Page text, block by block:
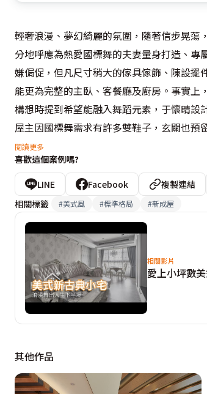
輕奢浪漫、夢幻綺麗的氛圍，隨著信步晃
分地呼應為熱愛國標舞的夫妻量身打造、
嫌侷促，但凡尺寸稍大的傢具傢飾、陳設
能更為完整的主臥、客餐廳及廚房。事實
構想時提到希望能融入舞蹈元素，于懷晴
屋主因國標舞需求有許多雙鞋子，玄關也預
針對生活風格營造，夫婦倆嚮往美式、新古
把精緻細節全數移轉至天花板，進而援引
空間，翻轉作造型天花板，搭配瑰麗的水晶
本的電視主牆幅寬狹窄，設計者遂大舉調整
亦創造充實的收納櫃體。
廚房的重塑同樣驚豔，就機能而言，一字
又會顯得疲累，效率不足。但屋主十分企
倆的祕密基地，其原始格局三倍以上的寬
時，都須翻箱倒櫃，實在麻煩，更衣室改造
目了然。此外，因應國標舞衣有時造型浮
閱讀更多
喜歡這個案例嗎?
LINE Facebook 複製連結
相關標籤
#美式風 #標準格局 #新成屋
相關影片
愛上小坪數
其他作品